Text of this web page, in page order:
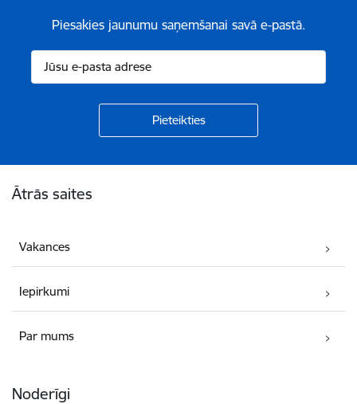
Piesakies jaunumu saņemšanai savā e-pastā.
Ātrās saites
Vakances
Iepirkumi
Par mums
Noderīgi